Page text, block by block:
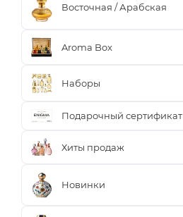
Восточная / Арабская
Aroma Box
Наборы
Подарочный сертификат
Хиты продаж
Новинки